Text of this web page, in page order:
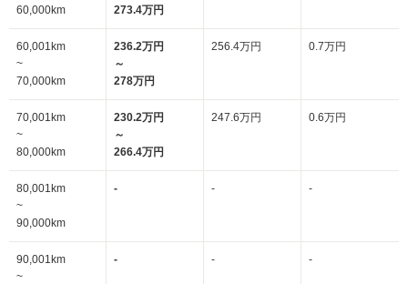
60,000km
273.4万円
60,001km
~
70,000km
236.2万円
～
278万円
256.4万円 0.7万円
70,001km
~
80,000km
230.2万円
～
266.4万円
247.6万円 0.6万円
80,001km
~
90,000km
- - -
90,001km
~
- - -